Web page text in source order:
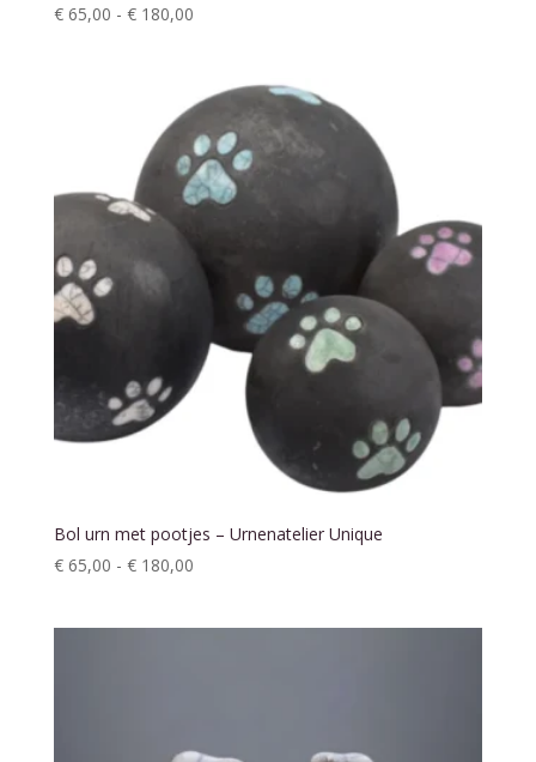
€65,00 - €180,00Prijsklasse:
€ 180,00
Bol urn met pootjes – Urnenatelier Unique
€65,00 - €180,00Prijsklasse: